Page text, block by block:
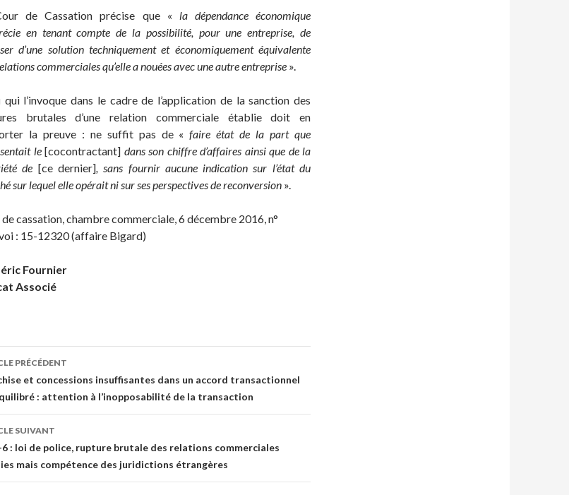
de Cassation précise que « la dépendance économique
en tenant compte de la possibilité, pour une entreprise, de
d’une solution techniquement et économiquement équivalente
commerciales qu’elle a nouées avec une autre entreprise ».
qui l’invoque dans le cadre de l’application de la sanction des
brutales d’une relation commerciale établie doit en
la preuve : ne suffit pas de «faire état de la part que
le [cocontractant] dans son chiffre d’affaires ainsi que de la
de [ce dernier], sans fournir aucune indication sur l’état du
sur lequel elle opérait ni sur ses perspectives de reconversion ».
cassation, chambre commerciale, 6 décembre 2016, n°
: 15-12320 (affaire Bigard)
Fournier
Associé
PRÉCÉDENT
et concessions insuffisantes dans un accord transactionnel
: attention à l’inopposabilité de la transaction
SUIVANT
6 : loi de police, rupture brutale des relations commerciales
mais compétence des juridictions étrangères